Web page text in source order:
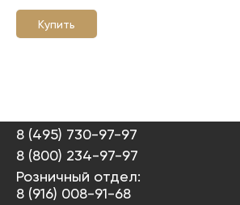
Купить
8 (495) 730-97-97
8 (800) 234-97-97
Розничный отдел:
8 (916) 008-91-68